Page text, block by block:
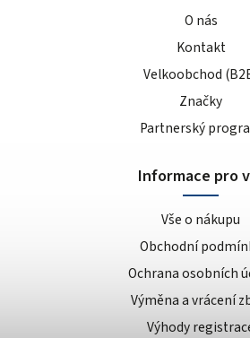
O nás
Kontakt
Velkoobchod
Značky
Partnerský
Informace pro
Vše o nákupu
Obchodní
Ochrana osobních
Výměna a vrácení
Výhody